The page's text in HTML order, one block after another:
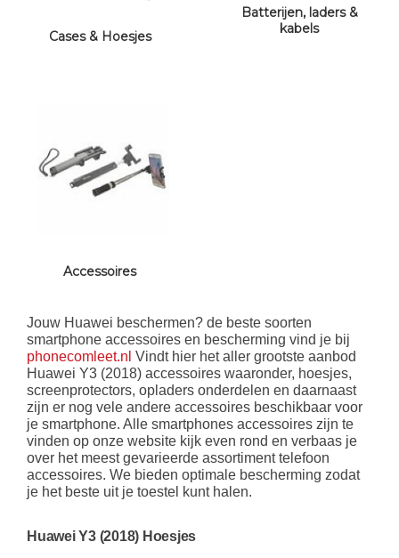
Cases & Hoesjes
Batterijen, laders &
kabels
Accessoires
Jouw Huawei beschermen? de beste soorten
smartphone accessoires en bescherming vind je bij
phonecomleet.nl Vindt hier het aller grootste aanbod
Huawei Y3 (2018) accessoires waaronder, hoesjes,
screenprotectors, opladers onderdelen en daarnaast
zijn er nog vele andere accessoires beschikbaar voor
je smartphone. Alle smartphones accessoires zijn te
vinden op onze website kijk even rond en verbaas je
over het meest gevarieerde assortiment telefoon
accessoires. We bieden optimale bescherming zodat
je het beste uit je toestel kunt halen.
Huawei Y3 (2018) Hoesjes